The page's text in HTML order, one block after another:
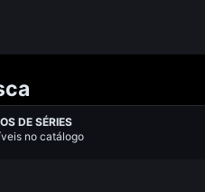
DE SÉRIES
no catálogo